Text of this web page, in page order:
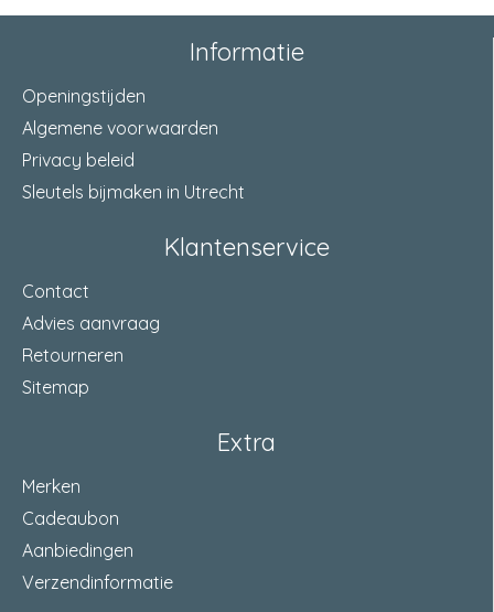
Informatie
Openingstijden
Algemene voorwaarden
Privacy beleid
Sleutels bijmaken in Utrecht
Klantenservice
Contact
Advies aanvraag
Retourneren
Sitemap
Extra
Merken
Cadeaubon
Aanbiedingen
Verzendinformatie